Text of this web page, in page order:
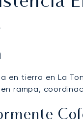
en tierra en La
rampa,